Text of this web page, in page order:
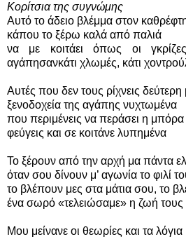
Κορίτσια της συγνώμης
Αυτό το άδειο βλέμμα στον
κάπου το ξέρω καλά από παλιά
να με κοιτάει όπως οι
αγάπησανκάτι χλωμές, κάτι
Αυτές που δεν τους ρίχνεις δεύτερη
ξενοδοχεία της αγάπης νυχτωμένα
που περιμένεις να περάσει η μπόρα
φεύγεις και σε κοιτάνε λυπημένα
Το ξέρουν από την αρχή μα πάντα
όταν σου δίνουν μ’ αγωνία το φιλί
το βλέπουν μες στα μάτια σου, το
ένα σωρό «τελειώσαμε» η ζωή τους
Μου μείνανε οι θεωρίες και τα λόγια